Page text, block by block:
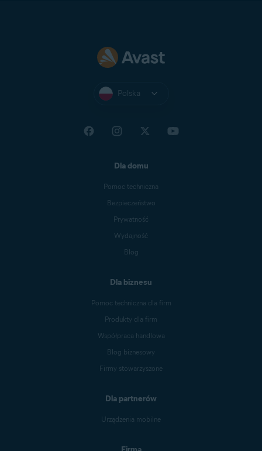
Polska
Dla domu
Pomoc techniczna
Bezpieczeństwo
Prywatność
Wydajność
Blog
Dla biznesu
Pomoc techniczna dla firm
Produkty dla firm
Współpraca handlowa
Blog biznesowy
Firmy stowarzyszone
Dla partnerów
Urządzenia mobilne